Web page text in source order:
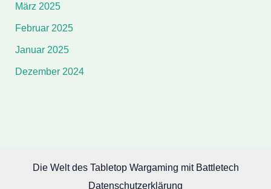
März 2025
Februar 2025
Januar 2025
Dezember 2024
Die Welt des Tabletop Wargaming mit Battletech
Datenschutzerklärung